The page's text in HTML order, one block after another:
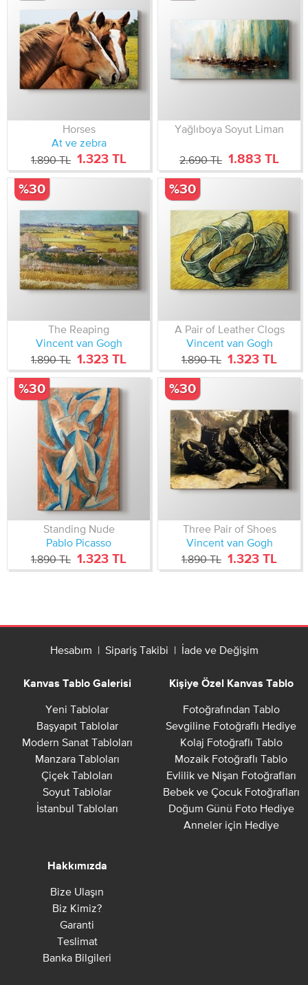
Horses
At ve zebra
1.890 TL 1.323 TL
Yağlıboya Soyut Liman
2.690 TL 1.883 TL
The Reaping
Vincent van Gogh
1.890 TL 1.323 TL
%30
A Pair of Leather Clogs
Vincent van Gogh
1.890 TL 1.323 TL
%30
Standing Nude
Pablo Picasso
1.890 TL 1.323 TL
%30
Three Pair of Shoes
Vincent van Gogh
1.890 TL 1.323 TL
%30
Hesabım | Sipariş Takibi | İade ve Değişim
Kanvas Tablo Galerisi
Yeni Tablolar
Başyapıt Tablolar
Modern Sanat Tabloları
Manzara Tabloları
Çiçek Tabloları
Soyut Tablolar
İstanbul Tabloları
Kişiye Özel Kanvas Tablo
Fotoğrafından Tablo
Sevgiline Fotoğraflı Hediye
Kolaj Fotoğraflı Tablo
Mozaik Fotoğraflı Tablo
Evlilik ve Nişan Fotoğrafları
Bebek ve Çocuk Fotoğrafları
Doğum Günü Foto Hediye
Anneler için Hediye
Hakkımızda
Bize Ulaşın
Biz Kimiz?
Garanti
Teslimat
Banka Bilgileri